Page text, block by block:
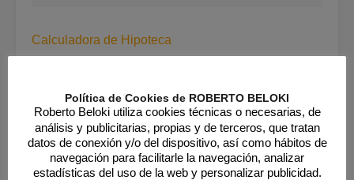
Calculadora de Hipoteca
30 Años Fijos
Interés
Política de Cookies de ROBERTO BELOKI
Roberto Beloki utiliza cookies técnicas o necesarias, de
análisis y publicitarias, propias y de terceros, que tratan
datos de conexión y/o del dispositivo, así como hábitos de
navegación para facilitarle la navegación, analizar
estadísticas del uso de la web y personalizar publicidad.